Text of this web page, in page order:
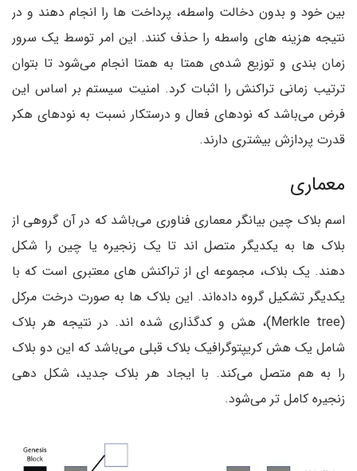
بین خود و بدون دخالت واسطه، پرداخت ها را انجام دهند و در
نتیجه هزینه های واسطه را حذف کنند. این امر توسط یک سرور
زمان بندی و توزیع شده‌ی همتا به همتا انجام می‌شود تا بتوان
ترتیب زمانی تراکنش را اثبات کرد. امنیت سیستم بر اساس این
فرض می‌باشد که نودهای فعال و درستکار نسبت به نودهای هکر
قدرت پردازش بیشتری دارند.
معماری
اسم بلاک چین بیانگر معماری فناوری می‌باشد که در آن گروهی از
بلاک ها به یکدیگر متصل اند تا یک زنجیره یا چین را شکل
دهند. یک بلاک، مجموعه ای از تراکنش های معتبری است که با
یکدیگر تشکیل گروه داده‌اند. این بلاک ها به صورت درخت مرکل
(Merkle tree)، هش و کدگذاری شده اند. در نتیجه هر بلاک
شامل یک هش کریپتوگرافیک بلاک قبلی می‌باشد که این دو بلاک
را به هم متصل می‌کند. با ایجاد هر بلاک جدید، شکل دهی
زنجیره‌ کامل تر می‌شود.